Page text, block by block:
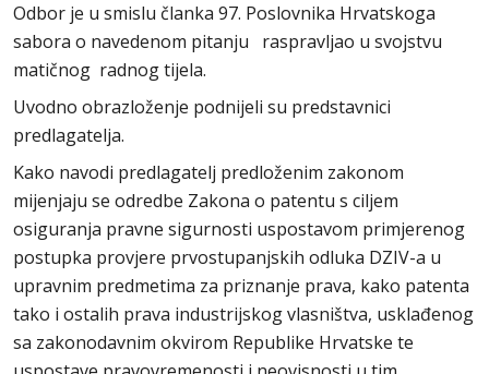
Odbor je u smislu članka 97. Poslovnika Hrvatskoga
sabora o navedenom pitanju raspravljao u svojstvu
matičnog radnog tijela.
Uvodno obrazloženje podnijeli su predstavnici
predlagatelja.
Kako navodi predlagatelj predloženim zakonom
mijenjaju se odredbe Zakona o patentu s ciljem
osiguranja pravne sigurnosti uspostavom primjerenog
postupka provjere prvostupanjskih odluka DZIV-a u
upravnim predmetima za priznanje prava, kako patenta
tako i ostalih prava industrijskog vlasništva, usklađenog
sa zakonodavnim okvirom Republike Hrvatske te